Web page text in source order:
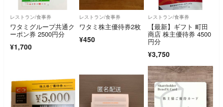
レストラン/食事券
ワタミグループ共通ク
ーポン券 2500円分
¥1,700
レストラン/食事券
ワタミ株主優待券2枚
¥450
レストラン/食事券
【最新】ギフト 町田
商店 株主優待券 4500
円分
¥3,750